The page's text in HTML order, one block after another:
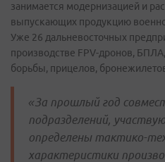
занимается модернизацией и
выпускающих продукцию
Уже 26 дальневосточных
производстве FPV-дронов,
борьбы, прицелов,
«За прошлый год
подразделений,
определены тактико-
характеристики